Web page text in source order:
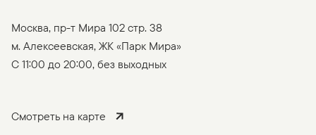
Москва, пр-т Мира 102 стр. 38
м. Алексеевская, ЖК «Парк Мира»
C 11:00 до 20:00, без выходных
Смотреть на карте